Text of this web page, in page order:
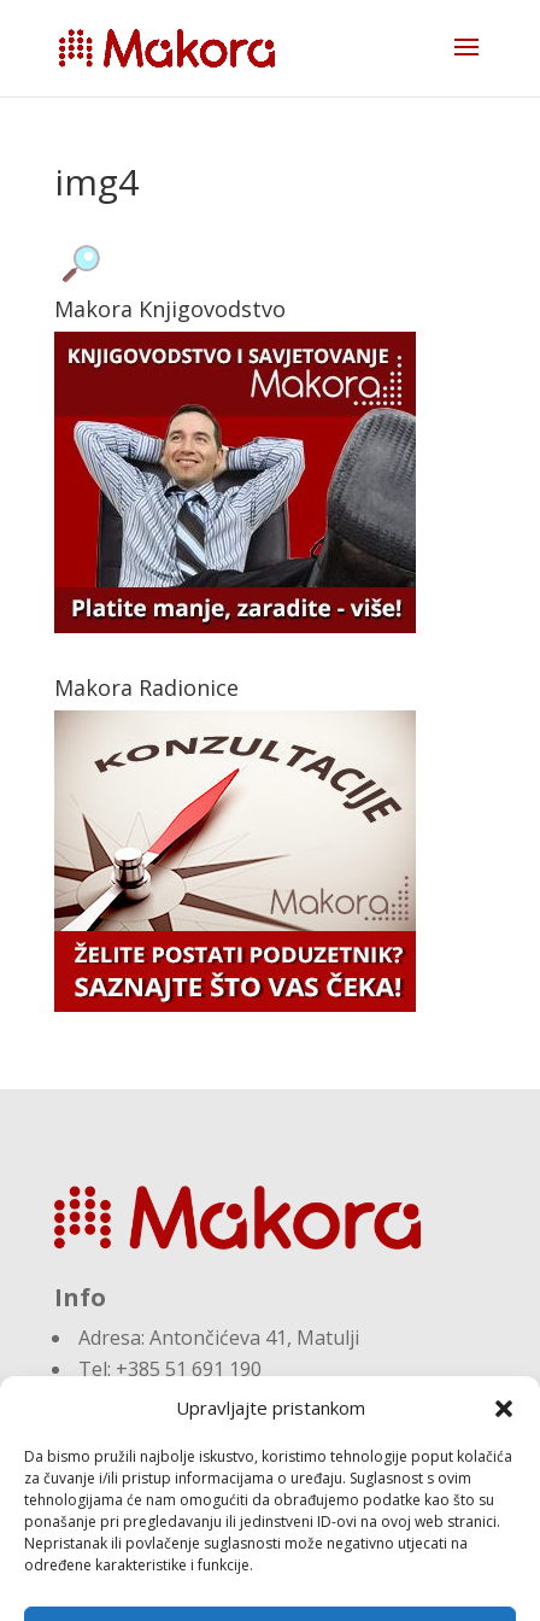
Upravljajte pristankom
Da bismo pružili najbolje iskustvo, koristimo tehnologije poput kolačića
za čuvanje i/ili pristup informacijama o uređaju. Suglasnost s ovim
tehnologijama će nam omogućiti da obrađujemo podatke kao što su
ponašanje pri pregledavanju ili jedinstveni ID-ovi na ovoj web stranici.
Nepristanak ili povlačenje suglasnosti može negativno utjecati na
određene karakteristike i funkcije.
img4
Makora Knjigovodstvo
Makora Radionice
Info
Adresa: Antončićeva 41, Matulji
Tel: +385 51 691 190
Email:knjigovodstvo@makora.hr
Dokumenti
Pravila privatnosti
Politika kolačića (EU)